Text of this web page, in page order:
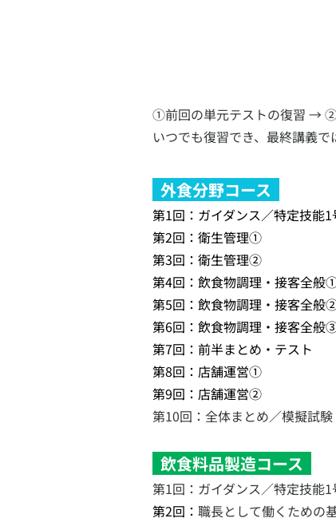
①前回の単元テストの復習 → ②
いつでも復習でき、最終講義
外食分野コース
第1回：ガイダンス／特定技能1
第2回：衛生管理①
第3回：衛生管理②
第4回：飲食物調理・接客全般
第5回：飲食物調理・接客全般
第6回：飲食物調理・接客全般
第7回：前半まとめ・テスト
第8回：店舗運営①
第9回：店舗運営②
第10回：全体まとめ／模擬試験
飲食料品製造コース
第1回：ガイダンス／特定技能1
第2回： 職長として働くための